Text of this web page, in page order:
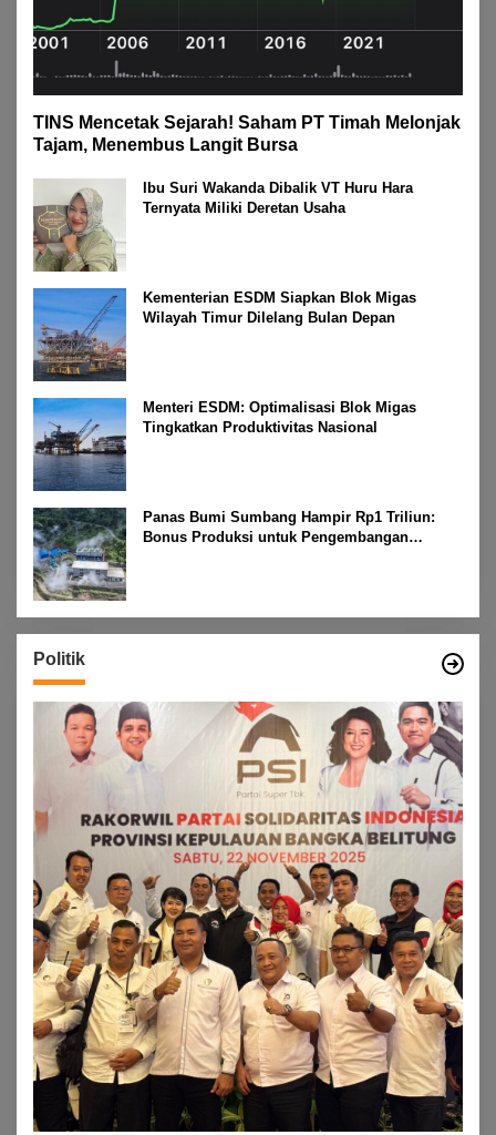
TINS Mencetak Sejarah! Saham PT Timah Melonjak
Tajam, Menembus Langit Bursa
Ibu Suri Wakanda Dibalik VT Huru Hara
Ternyata Miliki Deretan Usaha
Kementerian ESDM Siapkan Blok Migas
Wilayah Timur Dilelang Bulan Depan
Menteri ESDM: Optimalisasi Blok Migas
Tingkatkan Produktivitas Nasional
Panas Bumi Sumbang Hampir Rp1 Triliun:
Bonus Produksi untuk Pengembangan
Politik